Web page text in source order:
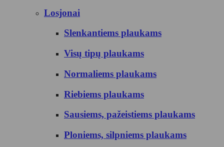
Losjonai
Slenkantiems plaukams
Visų tipų plaukams
Normaliems plaukams
Riebiems plaukams
Sausiems, pažeistiems plaukams
Ploniems, silpniems plaukams